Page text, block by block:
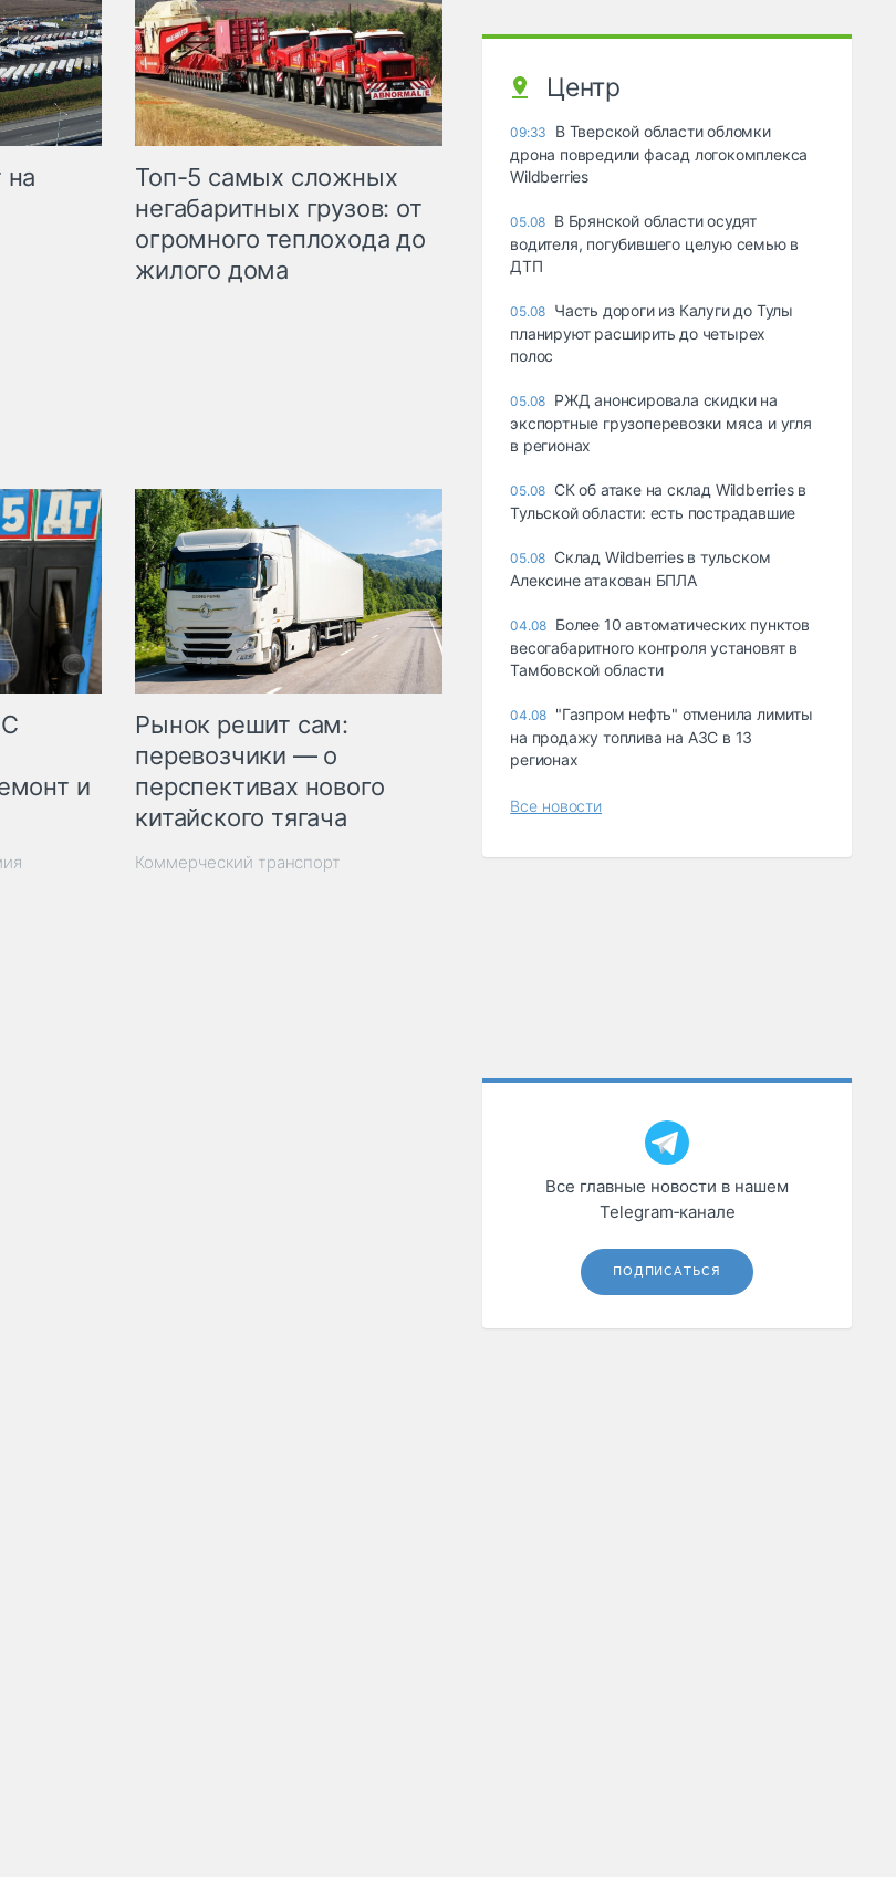
на
Топ-5 самых сложных
негабаритных грузов: от
огромного теплохода до
жилого дома
и
Рынок решит сам:
перевозчики — о
перспективах нового
китайского тягача
Коммерческий транспорт
Центр
09:33
В Тверской области обломки
дрона повредили фасад логокомплекса
Wildberries
05.08 В Брянской области осудят
водителя, погубившего целую семью в
ДТП
05.08 Часть дороги из Калуги до Тулы
планируют расширить до четырех
полос
05.08 РЖД анонсировала скидки на
экспортные грузоперевозки мяса и угля
в регионах
05.08 СК об атаке на склад Wildberries в
Тульской области: есть пострадавшие
05.08 Склад Wildberries в тульском
Алексине атакован БПЛА
04.08 Более 10 автоматических пунктов
весогабаритного контроля установят в
Тамбовской области
04.08 "Газпром нефть" отменила лимиты
на продажу топлива на АЗС в 13
регионах
Все новости
Все главные новости в нашем
Telegram‑канале
ПОДПИСАТЬСЯ